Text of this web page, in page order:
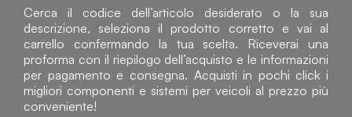
Cerca il codice dell’articolo desiderato o la sua
descrizione, seleziona il prodotto corretto e vai al
carrello confermando la tua scelta. Riceverai una
proforma con il riepilogo dell’acquisto e le informazioni
per pagamento e consegna. Acquisti in pochi click i
migliori componenti e sistemi per veicoli al prezzo più
conveniente!